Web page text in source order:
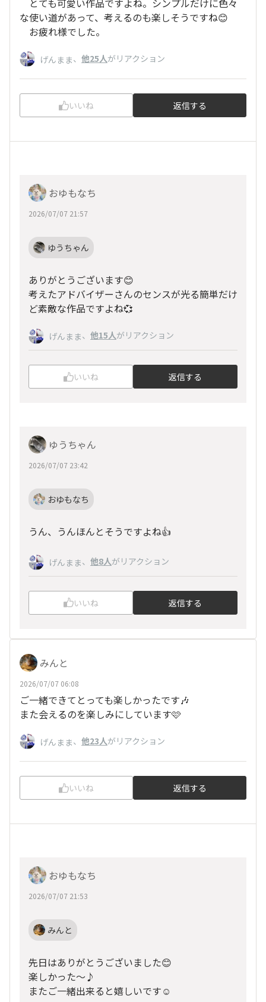
な使い道があって、考えるのも楽しそうですね😊
お疲れ様でした。
げんまま、 他25人がリアクション
いいね 返信する
おゆもなち
2026/07/07 21:57
ゆうちゃん
ありがとうございます😊
考えたアドバイザーさんのセンスが光る簡単だけ
ど素敵な作品ですよね💞
げんまま、 他15人がリアクション
いいね 返信する
ゆうちゃん
2026/07/07 23:42
おゆもなち
うん、うんほんとそうですよね👍
げんまま、 他8人がリアクション
いいね 返信する
みんと
2026/07/07 06:08
ご一緒できてとっても楽しかったです🎶
また会えるのを楽しみにしています🩷
げんまま、 他23人がリアクション
いいね 返信する
おゆもなち
2026/07/07 21:53
みんと
先日はありがとうございました😊
楽しかった〜♪
またご一緒出来ると嬉しいです☺️